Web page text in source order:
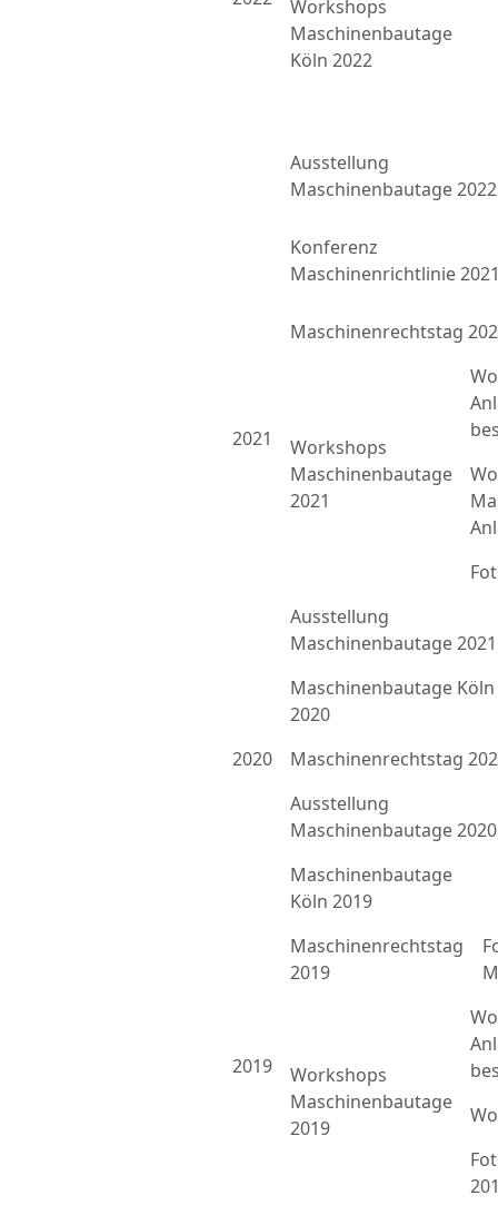
Workshops
Maschinenbautage
Köln 2022
Ausstellung
Maschinenbautage 2022
2021
Konferenz
Maschinenrichtlinie
Maschinenrechtstag
Workshops
Maschinenbautage
2021
Ausstellung
Maschinenbautage 2021
2020
Maschinenbautage Köln
2020
Maschinenrechtstag
Ausstellung
Maschinenbautage 2020
2019
Maschinenbautage
Köln 2019
Maschinenrechtstag
2019
Workshops
Maschinenbautage
2019